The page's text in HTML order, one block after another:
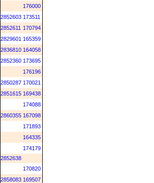
176000
2852603 173511
2852611 170794
2829601 165359
2836810 164058
2852360 173695
176196
2850287 170021
2851615 169438
174088
2860355 167098
171893
164335
174179
2852638
170820
2858083 169507